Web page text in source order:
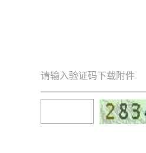
请输入验证码下载附件